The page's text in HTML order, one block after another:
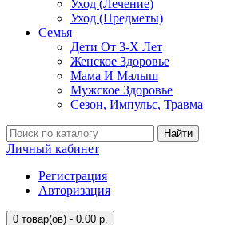
Уход (Лечение)
Уход (Предметы)
Семья
Дети От 3-Х Лет
Женское Здоровье
Мама И Малыш
Мужское Здоровье
Сезон, Импульс, Травма
Найти
Личный кабинет
Регистрация
Авторизация
0 товар(ов) - 0.00 р.